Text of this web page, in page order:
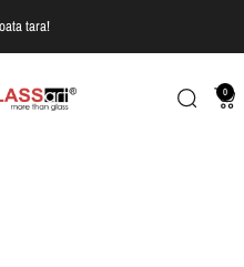
tara!
Art Cautare
0